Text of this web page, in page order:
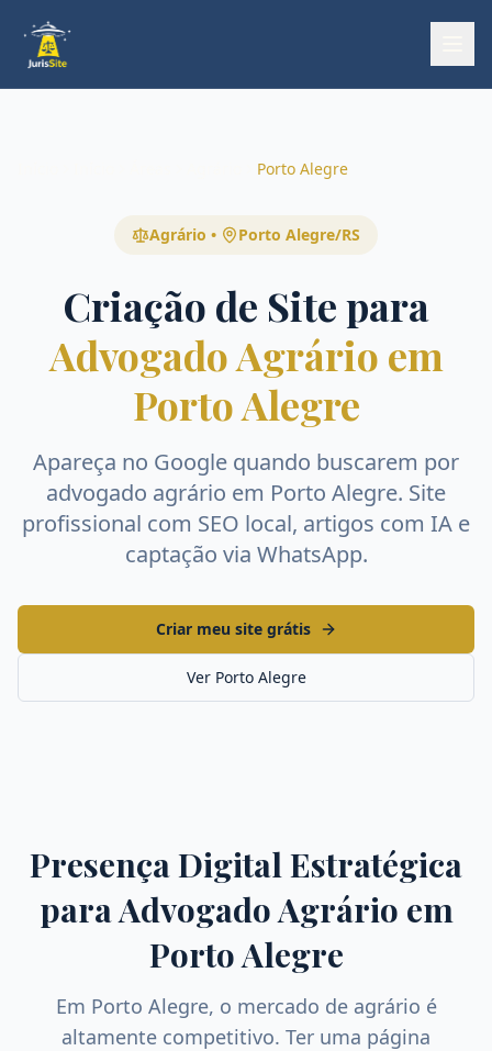
Porto Alegre
Agrário • Porto Alegre/RS
Criação de Site para
Advogado Agrário em
Porto Alegre
Apareça no Google quando buscarem por
advogado agrário em Porto Alegre. Site
profissional com SEO local, artigos com IA e
captação via WhatsApp.
Criar meu site grátis
Ver Porto Alegre
Presença Digital Estratégica
paraAdvogado Agrário em
Porto Alegre
Em Porto Alegre, o mercado de agrário é
altamente competitivo. Ter uma página